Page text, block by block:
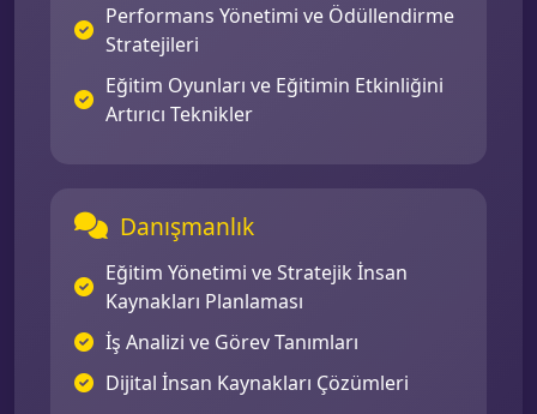
Performans Yönetimi ve Ödüllendirme
Stratejileri
Eğitim Oyunları ve Eğitimin Etkinliğini
Artırıcı Teknikler
Danışmanlık
Eğitim Yönetimi ve Stratejik İnsan
Kaynakları Planlaması
İş Analizi ve Görev Tanımları
Dijital İnsan Kaynakları Çözümleri